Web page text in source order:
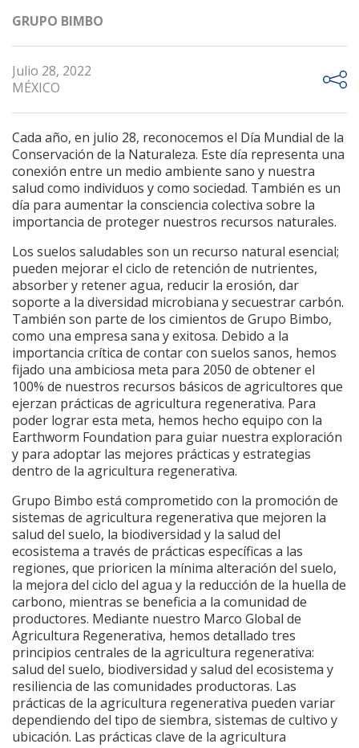
GRUPO BIMBO
Julio 28, 2022
MÉXICO
Cada año, en julio 28, reconocemos el Día Mundial de la
Conservación de la Naturaleza. Este día representa una
conexión entre un medio ambiente sano y nuestra
salud como individuos y como sociedad. También es un
día para aumentar la consciencia colectiva sobre la
importancia de proteger nuestros recursos naturales.
Los suelos saludables son un recurso natural esencial;
pueden mejorar el ciclo de retención de nutrientes,
absorber y retener agua, reducir la erosión, dar
soporte a la diversidad microbiana y secuestrar carbón.
También son parte de los cimientos de Grupo Bimbo,
como una empresa sana y exitosa. Debido a la
importancia crítica de contar con suelos sanos, hemos
fijado una ambiciosa meta para 2050 de obtener el
100% de nuestros recursos básicos de agricultores que
ejerzan prácticas de agricultura regenerativa. Para
poder lograr esta meta, hemos hecho equipo con la
Earthworm Foundation para guiar nuestra exploración
y para adoptar las mejores prácticas y estrategias
dentro de la agricultura regenerativa.
Grupo Bimbo está comprometido con la promoción de
sistemas de agricultura regenerativa que mejoren la
salud del suelo, la biodiversidad y la salud del
ecosistema a través de prácticas específicas a las
regiones, que prioricen la mínima alteración del suelo,
la mejora del ciclo del agua y la reducción de la huella de
carbono, mientras se beneficia a la comunidad de
productores. Mediante nuestro Marco Global de
Agricultura Regenerativa, hemos detallado tres
principios centrales de la agricultura regenerativa:
salud del suelo, biodiversidad y salud del ecosistema y
resiliencia de las comunidades productoras. Las
prácticas de la agricultura regenerativa pueden variar
dependiendo del tipo de siembra, sistemas de cultivo y
ubicación. Las prácticas clave de la agricultura